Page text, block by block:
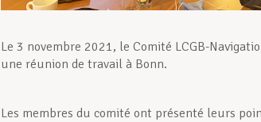
Le 3 novembre 2021, le Comité LCGB-
une réunion de travail à Bonn.
Les membres du comité ont présenté leurs